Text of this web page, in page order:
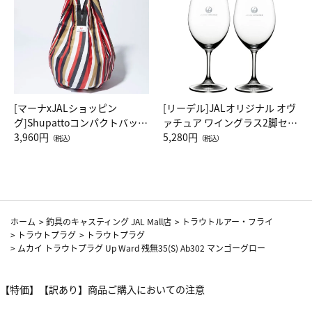
[マーナxJALショッピン
グ]Shupattoコンパクトバッグ
Drop JAL客室乗務員（LC）ス
3,960円 （税込）
[リーデル]JALオリジナル オヴ
ァチュア ワイングラス2脚セッ
ト（レッドワイン）
5,280円 （税込）
ホーム >釣具のキャスティング JAL Mall店 > トラウトルアー・フライ
> トラウトプラグ > トラウトプラグ
> ムカイ トラウトプラグ Up Ward 残無35(S) Ab302 マンゴーグロー
【特価】【訳あり】商品ご購入においての注意